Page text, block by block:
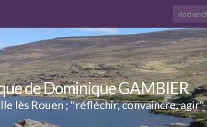
Search for:
de Dominique GAMBIER
lès Rouen ; "réfléchir, convaincre, agir"